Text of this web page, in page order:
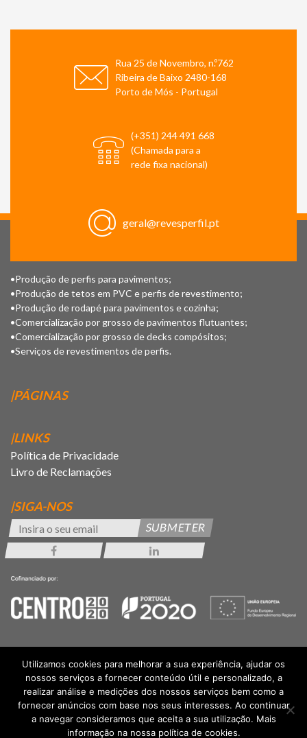
Rua 25 de Novembro, n.º762
Ribeira de Baixo 2480-168
Porto de Mós - Portugal
(+351) 244 491 668
(Chamada para a
rede fixa nacional)
geral@revesperfil.pt
•Produção de perfis para pavimentos;
•Produção de tetos em PVC e perfis de revestimento;
•Produção de rodapé para pavimentos e cozinha;
•Comercialização por grosso de pavimentos flutuantes;
•Comercialização por grosso de decks compósitos;
•Serviços de revestimentos de perfis.
|PÁGINAS
|LINKS
Política de Privacidade
Livro de Reclamações
|SIGA-NOS
SUBMETER
Utilizamos cookies para melhorar a sua experiência, ajudar os
nossos serviços a fornecer conteúdo útil e personalizado, a
realizar análise e medições dos nossos serviços bem como a
fornecer anúncios com base nos seus interesses. Ao continuar
a navegar consideramos que aceita a sua utilização. Mais
informação na nossa política de cookies.